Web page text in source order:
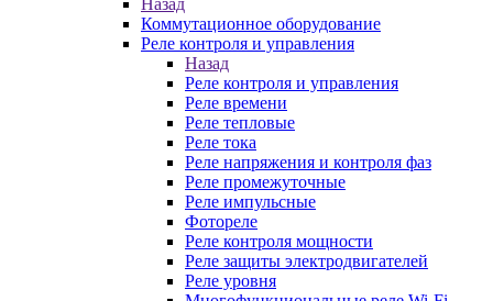
Назад
Коммутационное оборудование
Реле контроля и управления
Назад
Реле контроля и управления
Реле времени
Реле тепловые
Реле тока
Реле напряжения и контроля фаз
Реле промежуточные
Реле импульсные
Фотореле
Реле контроля мощности
Реле защиты электродвигателей
Реле уровня